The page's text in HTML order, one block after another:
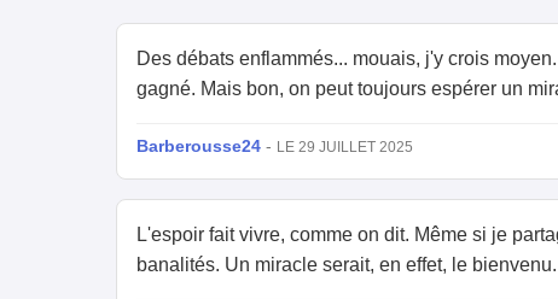
Des débats enflammés... mouais, j'y crois
gagné. Mais bon, on peut toujours espérer un
Barberousse24 - LE 29 JUILLET 2025
L'espoir fait vivre, comme on dit. Même si je
banalités. Un miracle serait, en effet, le bienvenu.